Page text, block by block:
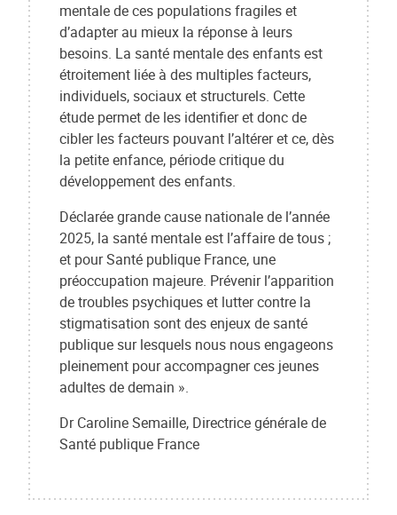
mentale de ces populations fragiles et
d’adapter au mieux la réponse à leurs
besoins. La santé mentale des enfants est
étroitement liée à des multiples facteurs,
individuels, sociaux et structurels. Cette
étude permet de les identifier et donc de
cibler les facteurs pouvant l’altérer et ce, dès
la petite enfance, période critique du
développement des enfants.
Déclarée grande cause nationale de l’année
2025, la santé mentale est l’affaire de tous ;
et pour Santé publique France, une
préoccupation majeure. Prévenir l’apparition
de troubles psychiques et lutter contre la
stigmatisation sont des enjeux de santé
publique sur lesquels nous nous engageons
pleinement pour accompagner ces jeunes
adultes de demain ».
Dr Caroline Semaille, Directrice générale de
Santé publique France